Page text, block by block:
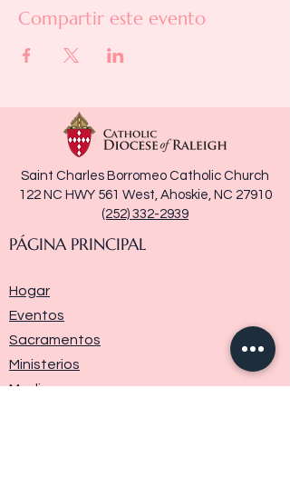
Compartir este evento
Saint Charles Borromeo Catholic Church
122 NC HWY 561 West, Ahoskie, NC 27910
(252) 332-2939
PÁGINA PRINCIPAL
Hogar
Eventos
Sacramentos
Ministerios
Media